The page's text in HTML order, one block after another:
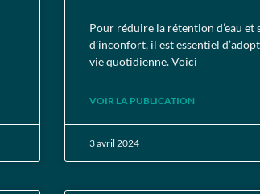
Pour réduire la rétention d’eau et
d’inconfort, il est essentiel
vie quotidienne. Voici
VOIR LA PUBLICATION
3 avril 2024